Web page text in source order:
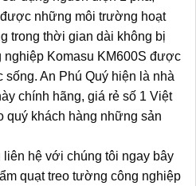
những môi trường hoạt
trong thời gian dài không bị
nghiệp Komasu KM600S được
An Phú Quý hiện là nhà
chính hãng, giá rẻ số 1 Việt
quý khách hàng những sản
hệ với chúng tôi ngay bây
quạt treo tường công nghiệp